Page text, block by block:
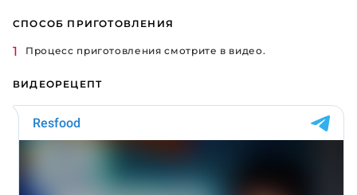
СПОСОБ ПРИГОТОВЛЕНИЯ
Процесс приготовления смотрите в видео.
ВИДЕОРЕЦЕПТ